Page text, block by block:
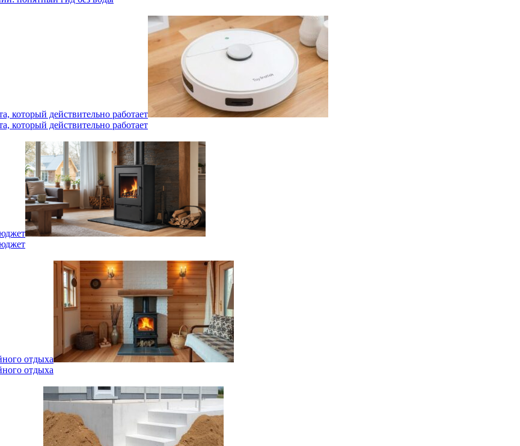
который действительно работает
который действительно работает
отдыха
отдыха